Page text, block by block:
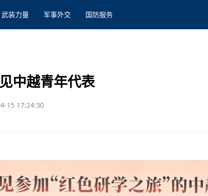
武装力量 军事外交 国防服务
中越青年代表
15 17:24:30